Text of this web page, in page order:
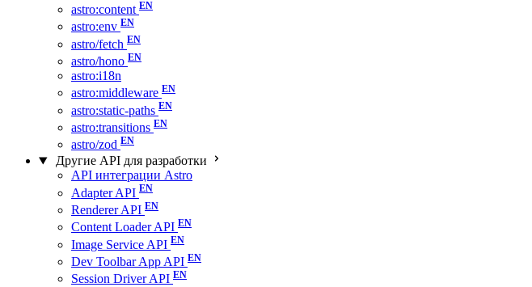
astro:content
astro:env
astro/fetch
astro/hono
astro:i18n
astro:middleware
astro:static-paths
astro:transitions
astro/zod
Другие API для разработки
API интеграции Astro
Adapter API
Renderer API
Content Loader API
Image Service API
Dev Toolbar App API
Session Driver API